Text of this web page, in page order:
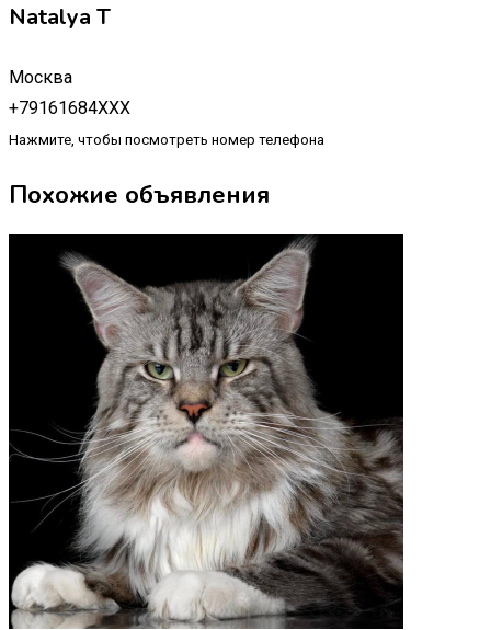
Natalya T
Москва
+79161684XXX
Нажмите, чтобы посмотреть номер телефона
Похожие объявления